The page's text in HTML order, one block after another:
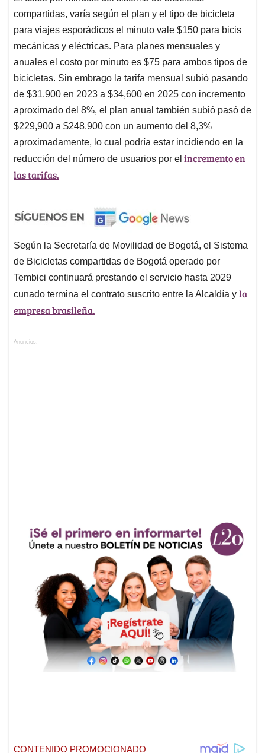
compartidas, varía según el plan y el tipo de bicicleta
para viajes esporádicos el minuto vale $150 para bicis
mecánicas y eléctricas. Para planes mensuales y
anuales el costo por minuto es $75 para ambos tipos de
bicicletas. Sin embrago la tarifa mensual subió pasando
de $31.900 en 2023 a $34,600 en 2025 con incremento
aproximado del 8%, el plan anual también subió pasó de
$229,900 a $248.900 con un aumento del 8,3%
aproximadamente, lo cual podría estar incidiendo en la
reducción del número de usuarios por el incremento en
las tarifas.
Según la Secretaría de Movilidad de Bogotá, el Sistema
de Bicicletas compartidas de Bogotá operado por
Tembici continuará prestando el servicio hasta 2029
cunado termina el contrato suscrito entre la Alcaldía y la
empresa brasileña.
Anuncios.